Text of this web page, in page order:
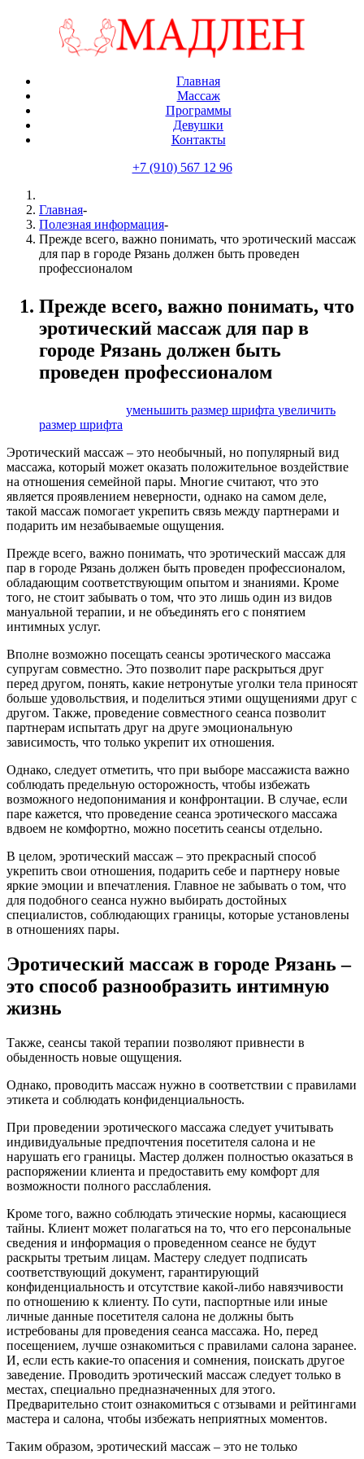
Главная
Массаж
Программы
Девушки
Контакты
+7 (910) 567 12 96
Главная-
Полезная информация-
Прежде всего, важно понимать, что эротический массаж
для пар в городе Рязань должен быть проведен
профессионалом
Прежде всего, важно понимать, что
эротический массаж для пар в
городе Рязань должен быть
проведен профессионалом
уменьшить размер шрифта увеличить
размер шрифта
Эротический массаж – это необычный, но популярный вид
массажа, который может оказать положительное воздействие
на отношения семейной пары. Многие считают, что это
является проявлением неверности, однако на самом деле,
такой массаж помогает укрепить связь между партнерами и
подарить им незабываемые ощущения.
Прежде всего, важно понимать, что эротический массаж для
пар в городе Рязань должен быть проведен профессионалом,
обладающим соответствующим опытом и знаниями. Кроме
того, не стоит забывать о том, что это лишь один из видов
мануальной терапии, и не объединять его с понятием
интимных услуг.
Вполне возможно посещать сеансы эротического массажа
супругам совместно. Это позволит паре раскрыться друг
перед другом, понять, какие нетронутые уголки тела приносят
больше удовольствия, и поделиться этими ощущениями друг с
другом. Также, проведение совместного сеанса позволит
партнерам испытать друг на друге эмоциональную
зависимость, что только укрепит их отношения.
Однако, следует отметить, что при выборе массажиста важно
соблюдать предельную осторожность, чтобы избежать
возможного недопонимания и конфронтации. В случае, если
паре кажется, что проведение сеанса эротического массажа
вдвоем не комфортно, можно посетить сеансы отдельно.
В целом, эротический массаж – это прекрасный способ
укрепить свои отношения, подарить себе и партнеру новые
яркие эмоции и впечатления. Главное не забывать о том, что
для подобного сеанса нужно выбирать достойных
специалистов, соблюдающих границы, которые установлены
в отношениях пары.
Эротический массаж в городе Рязань –
это способ разнообразить интимную
жизнь
Также, сеансы такой терапии позволяют привнести в
обыденность новые ощущения.
Однако, проводить массаж нужно в соответствии с правилами
этикета и соблюдать конфиденциальность.
При проведении эротического массажа следует учитывать
индивидуальные предпочтения посетителя салона и не
нарушать его границы. Мастер должен полностью оказаться в
распоряжении клиента и предоставить ему комфорт для
возможности полного расслабления.
Кроме того, важно соблюдать этические нормы, касающиеся
тайны. Клиент может полагаться на то, что его персональные
сведения и информация о проведенном сеансе не будут
раскрыты третьим лицам. Мастеру следует подписать
соответствующий документ, гарантирующий
конфиденциальность и отсутствие какой-либо навязчивости
по отношению к клиенту. По сути, паспортные или иные
личные данные посетителя салона не должны быть
истребованы для проведения сеанса массажа. Но, перед
посещением, лучше ознакомиться с правилами салона заранее.
И, если есть какие-то опасения и сомнения, поискать другое
заведение. Проводить эротический массаж следует только в
местах, специально предназначенных для этого.
Предварительно стоит ознакомиться с отзывами и рейтингами
мастера и салона, чтобы избежать неприятных моментов.
Таким образом, эротический массаж – это не только